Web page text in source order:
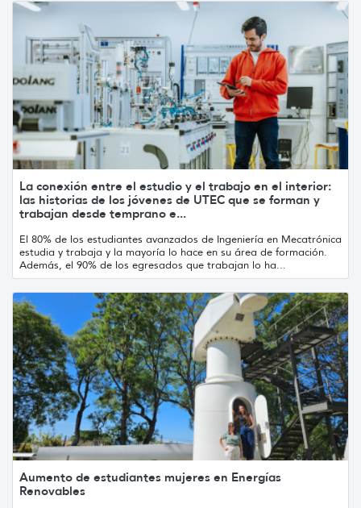
La conexión entre el estudio y el trabajo en el interior:
las historias de los jóvenes de UTEC que se forman y
trabajan desde temprano e...
El 80% de los estudiantes avanzados de Ingeniería en Mecatrónica
estudia y trabaja y la mayoría lo hace en su área de formación.
Además, el 90% de los egresados que trabajan lo ha...
Aumento de estudiantes mujeres en Energías
Renovables